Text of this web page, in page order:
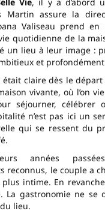
Martin assure la
Valiseau prend en
quotidienne de la
un lieu à leur image :
et profondément
était claire dès le
vivante, où l’on
séjourner, célébrer
n’est pas ici un
qui se ressent du
années
reconnus, le couple a
intime. En
La gastronomie ne se
lieu.